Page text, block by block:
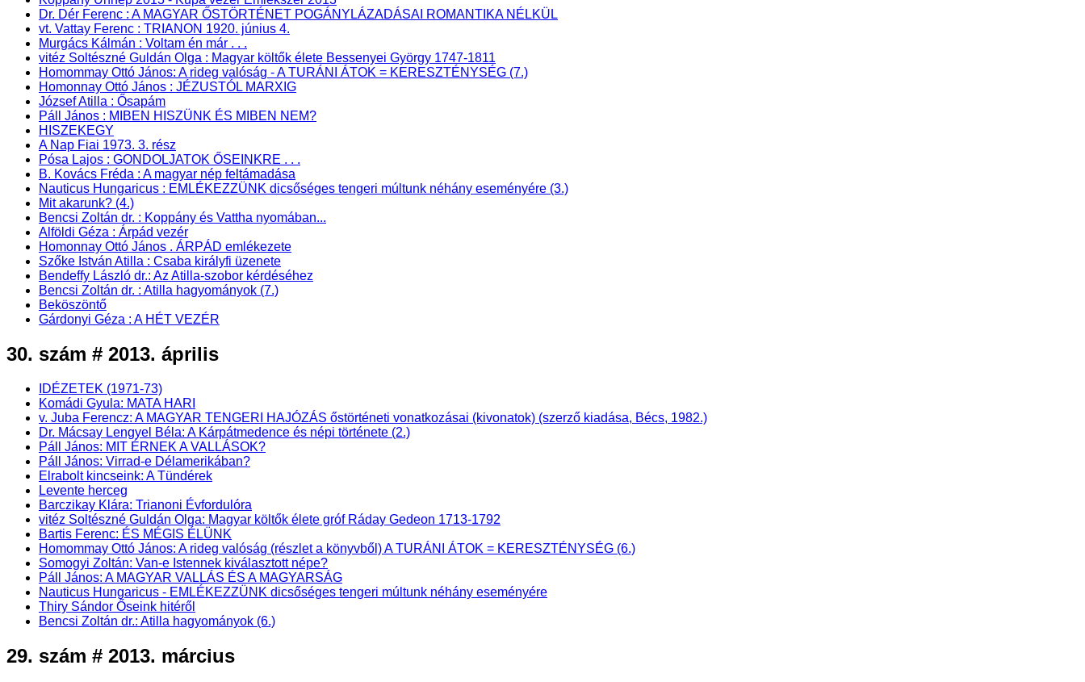
Dr. Dér Ferenc : A MAGYAR ŐSTÖRTÉNET POGÁNYLÁZADÁSAI ROMANTIKA NÉLKÜL
vt. Vattay Ferenc : TRIANON 1920. június 4.
Murgács Kálmán : Voltam én már . . .
vitéz Soltészné Guldán Olga : Magyar költők élete Bessenyei György 1747-1811
Homommay Ottó János: A rideg valóság - A TURÁNI ÁTOK = KERESZTÉNYSÉG (7.)
Homonnay Ottó János : JÉZUSTÓL MARXIG
József Atilla : Ősapám
Páll János : MIBEN HISZÜNK ÉS MIBEN NEM?
HISZEKEGY
A Nap Fiai 1973. 3. rész
Pósa Lajos : GONDOLJATOK ŐSEINKRE . . .
B. Kovács Fréda : A magyar nép feltámadása
Nauticus Hungaricus : EMLÉKEZZÜNK dicsőséges tengeri múltunk néhány eseményére (3.)
Mit akarunk? (4.)
Bencsi Zoltán dr. : Koppány és Vattha nyomában...
Alföldi Géza : Árpád vezér
Homonnay Ottó János . ÁRPÁD emlékezete
Szőke István Atilla : Csaba királyfi üzenete
Bendeffy László dr.: Az Atilla-szobor kérdéséhez
Bencsi Zoltán dr. : Atilla hagyományok (7.)
Beköszöntő
Gárdonyi Géza : A HÉT VEZÉR
30. szám # 2013. április
IDÉZETEK (1971-73)
Komádi Gyula: MATA HARI
v. Juba Ferencz: A MAGYAR TENGERI HAJÓZÁS őstörténeti vonatkozásai (kivonatok) (szerző kiadása, Bécs, 1982.)
Dr. Mácsay Lengyel Béla: A Kárpátmedence és népi története (2.)
Páll János: MIT ÉRNEK A VALLÁSOK?
Páll János: Virrad-e Délamerikában?
Elrabolt kincseink: A Tündérek
Levente herceg
Barczikay Klára: Trianoni Évfordulóra
vitéz Soltészné Guldán Olga: Magyar költők élete gróf Ráday Gedeon 1713-1792
Bartis Ferenc: ÉS MÉGIS ÉLÜNK
Homommay Ottó János: A rideg valóság (részlet a könyvből) A TURÁNI ÁTOK = KERESZTÉNYSÉG (6.)
Somogyi Zoltán: Van-e Istennek kiválasztott népe?
Páll János: A MAGYAR VALLÁS ÉS A MAGYARSÁG
Nauticus Hungaricus - EMLÉKEZZÜNK dicsőséges tengeri múltunk néhány eseményére
Thiry Sándor Őseink hitéről
Bencsi Zoltán dr.: Atilla hagyományok (6.)
29. szám # 2013. március